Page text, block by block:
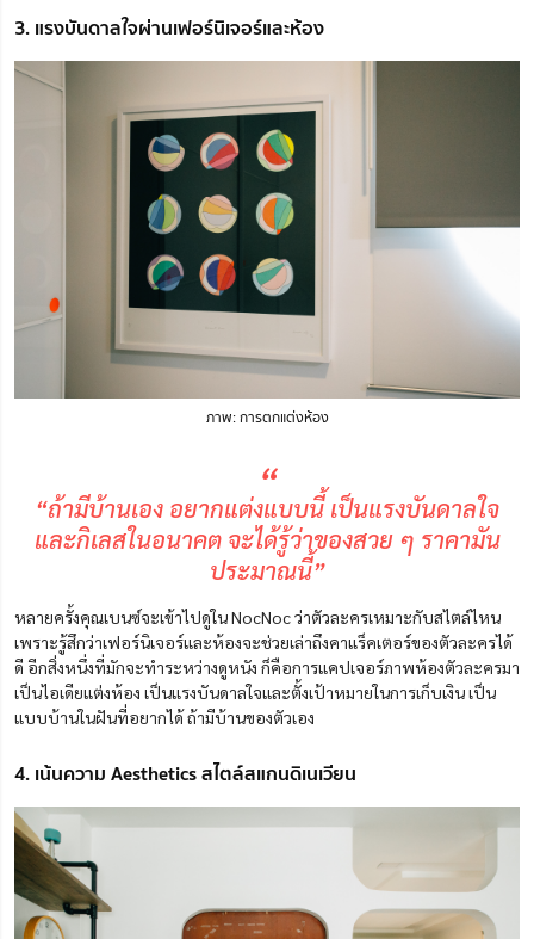
3. แรงบันดาลใจผ่านเฟอร์นิเจอร์และห้อง
ภาพ: การตกแต่งห้อง
“
“ถ้ามีบ้านเอง อยากแต่งแบบนี้ เป็นแรงบันดาลใจ
และกิเลสในอนาคต จะได้รู้ว่าของสวย ๆ ราคามัน
ประมาณนี้”
หลายครั้งคุณเบนซ์จะเข้าไปดูใน NocNoc ว่าตัวละครเหมาะกับสไตล์ไหน
เพราะรู้สึกว่าเฟอร์นิเจอร์และห้องจะช่วยเล่าถึงคาแร็คเตอร์ของตัวละครได้
ดี อีกสิ่งหนึ่งที่มักจะทำระหว่างดูหนัง ก็คือการแคปเจอร์ภาพห้องตัวละครมา
เป็นไอเดียแต่งห้อง เป็นแรงบันดาลใจและตั้งเป้าหมายในการเก็บเงิน เป็น
แบบบ้านในฝันที่อยากได้ ถ้ามีบ้านของตัวเอง
4. เน้นความ Aesthetics สไตล์สแกนดิเนเวียน